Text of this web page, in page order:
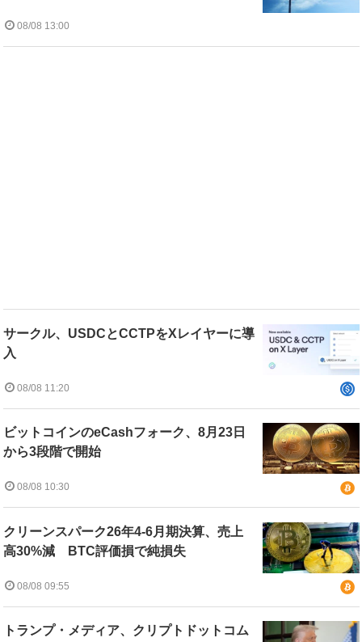
08/08 13:00
サークル、USDCとCCTPをXレイヤーに導
入
08/08 11:20
ビットコインのeCashフォーク、8月23日
から3段階で開始
08/08 10:30
クリーンスパーク26年4-6月期決算、売上
高30%減 BTC評価損で純損失
08/08 09:55
トランプ・メディア、クリプトドットコム